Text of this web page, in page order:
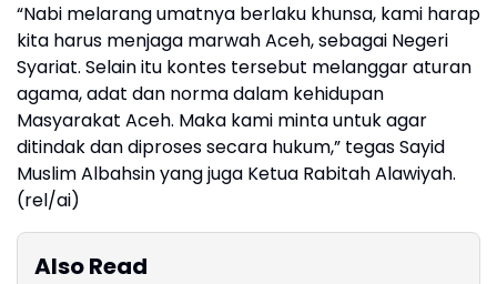
“Nabi melarang umatnya berlaku khunsa, kami harap
kita harus menjaga marwah Aceh, sebagai Negeri
Syariat. Selain itu kontes tersebut melanggar aturan
agama, adat dan norma dalam kehidupan
Masyarakat Aceh. Maka kami minta untuk agar
ditindak dan diproses secara hukum,” tegas Sayid
Muslim Albahsin yang juga Ketua Rabitah Alawiyah.
(rel/ai)
Also Read